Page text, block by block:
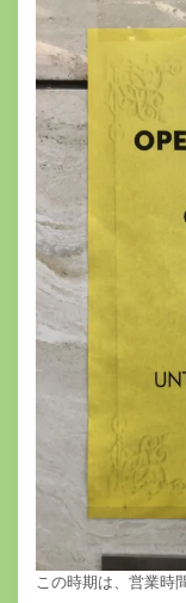
この時期は、営業時